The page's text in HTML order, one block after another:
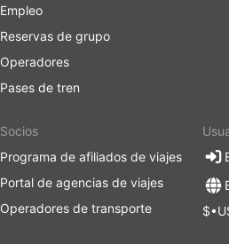
Empleo
Reservas de grupo
Operadores
Pases de tren
Socios
Programa de afiliados de viajes
Portal de agencias de viajes
Operadores de transporte